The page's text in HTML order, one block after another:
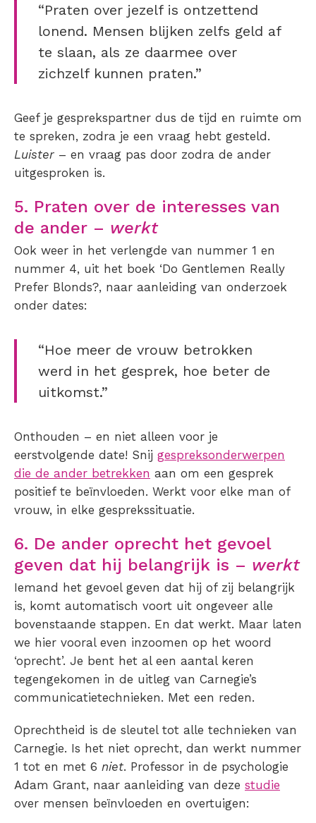
“Praten over jezelf is ontzettend
lonend. Mensen blijken zelfs geld af
te slaan, als ze daarmee over
zichzelf kunnen praten.”
Geef je gesprekspartner dus de tijd en ruimte om
te spreken, zodra je een vraag hebt gesteld.
Luister – en vraag pas door zodra de ander
uitgesproken is.
5. Praten over de interesses van
de ander – werkt
Ook weer in het verlengde van nummer 1 en
nummer 4, uit het boek ‘Do Gentlemen Really
Prefer Blonds?, naar aanleiding van onderzoek
onder dates:
“Hoe meer de vrouw betrokken
werd in het gesprek, hoe beter de
uitkomst.”
Onthouden – en niet alleen voor je
eerstvolgende date! Snij gespreksonderwerpen
die de ander betrekken aan om een gesprek
positief te beïnvloeden. Werkt voor elke man of
vrouw, in elke gesprekssituatie.
6. De ander oprecht het gevoel
geven dat hij belangrijk is – werkt
Iemand het gevoel geven dat hij of zij belangrijk
is, komt automatisch voort uit ongeveer alle
bovenstaande stappen. En dat werkt. Maar laten
we hier vooral even inzoomen op het woord
‘oprecht’. Je bent het al een aantal keren
tegengekomen in de uitleg van Carnegie’s
communicatietechnieken. Met een reden.
Oprechtheid is de sleutel tot alle technieken van
Carnegie. Is het niet oprecht, dan werkt nummer
1 tot en met 6 niet. Professor in de psychologie
Adam Grant, naar aanleiding van deze studie
over mensen beïnvloeden en overtuigen: